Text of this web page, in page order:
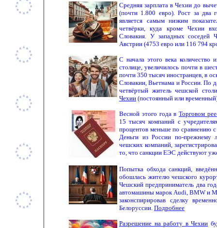
Средняя зарплата в Чехии до
(почти 1.800 евро). Рост за два
является самым низким
четвёрки, куда кроме Чехии
Словакия. У западных соседей
Австрии (4753 евро или 116 794
С начала этого века
столице, увеличилось почти в
почти 350 тысяч иностранцев, в
Словакии, Вьетнама и России.
четвёртый житель чешской
Чехии (постоянный или
Весной этого года вТорговом
15 тысяч компаний с
процентов меньше по сравнению
Деньги из России по-прежнему
чешских компаний,
то, что санкции ЕЭС действуют
Попытка обхода санкций,
обошлась жителю чешского
Чешский предприниматель два
автомашины марок Audi, BMW и
законспирировав сделку
Белоруссии. Подробнее
Разрешение на работу в Чехии